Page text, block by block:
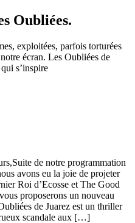
Oubliées.
exploitées, parfois torturées
écran. Les Oubliées de
s’inspire
de notre programmation
avons eu la joie de projeter
Roi d’Ecosse et The Good
proposerons un nouveau
de Juarez est un thriller
scandale aux […]